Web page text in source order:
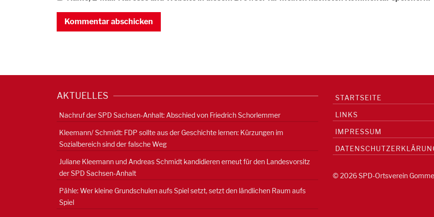
AKTUELLES
Nachruf der SPD Sachsen-Anhalt: Abschied von Friedrich Schorlemmer
Kleemann/ Schmidt: FDP sollte aus der Geschichte lernen: Kürzungen im
Sozialbereich sind der falsche Weg
Juliane Kleemann und Andreas Schmidt kandidieren erneut für den Landesvorsitz
der SPD Sachsen-Anhalt
Pähle: Wer kleine Grundschulen aufs Spiel setzt, setzt den ländlichen Raum aufs
Spiel
STARTSEITE
LINKS
IMPRESSUM
© 2026 SPD-Ortsverein